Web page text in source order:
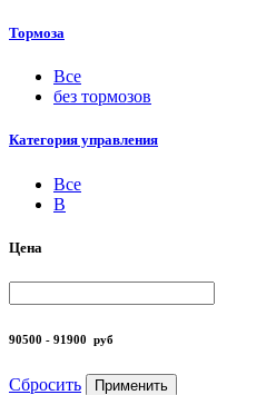
Тормоза
Все
без тормозов
Категория управления
Все
B
Цена
90500 - 91900 руб
Сбросить Применить